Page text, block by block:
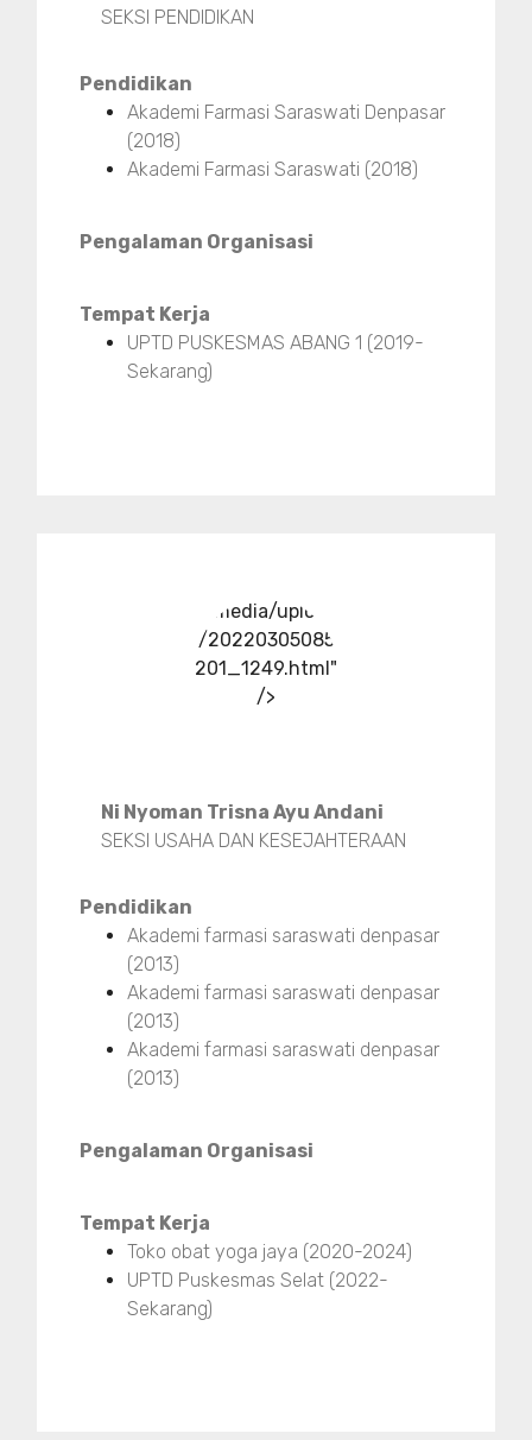
SEKSI PENDIDIKAN
Pendidikan
Akademi Farmasi Saraswati Denpasar
(2018)
Akademi Farmasi Saraswati (2018)
Pengalaman Organisasi
Tempat Kerja
UPTD PUSKESMAS ABANG 1 (2019-
Sekarang)
../media/upload
/20220305085
201_1249.html"
/>
Ni Nyoman Trisna Ayu Andani
SEKSI USAHA DAN KESEJAHTERAAN
Pendidikan
Akademi farmasi saraswati denpasar
(2013)
Akademi farmasi saraswati denpasar
(2013)
Akademi farmasi saraswati denpasar
(2013)
Pengalaman Organisasi
Tempat Kerja
Toko obat yoga jaya (2020-2024)
UPTD Puskesmas Selat (2022-
Sekarang)